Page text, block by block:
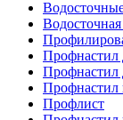
Профнастил
Профнастил
Профнастил
Профлист